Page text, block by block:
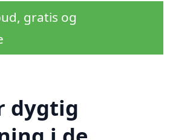
gratis og
dygtig